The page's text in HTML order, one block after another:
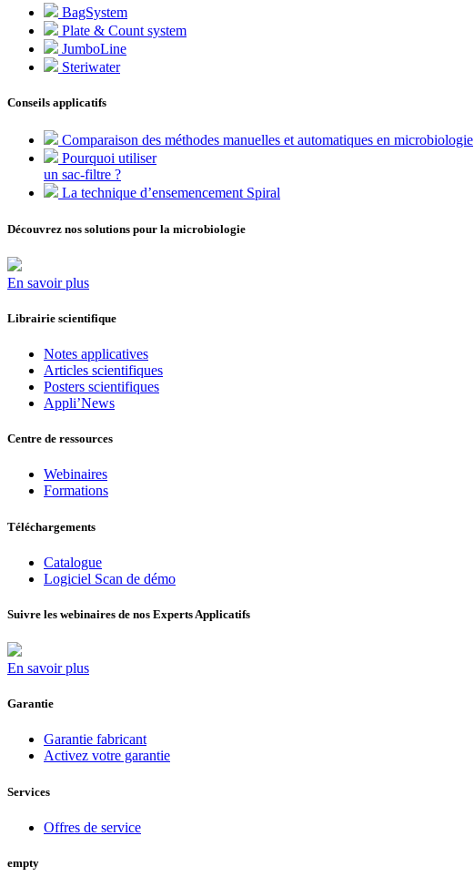
BagSystem
Plate & Count system
JumboLine
Steriwater
Conseils applicatifs
Comparaison des méthodes manuelles et automatiques en microbiologie
Pourquoi utiliser
un sac-filtre ?
La technique d’ensemencement Spiral
Découvrez nos solutions pour la microbiologie
En savoir plus
Librairie scientifique
Notes applicatives
Articles scientifiques
Posters scientifiques
Appli’News
Centre de ressources
Webinaires
Formations
Téléchargements
Catalogue
Logiciel Scan de démo
Suivre les webinaires de nos Experts Applicatifs
En savoir plus
Garantie
Garantie fabricant
Activez votre garantie
Services
Offres de service
empty